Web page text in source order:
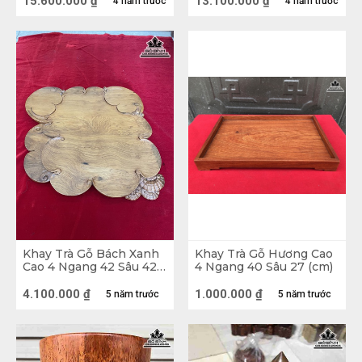
nay, bộn bề, lo toan phải gánh vác ta chỉ muốn bỏ
lại phía sau những phiền muộn dùng một tách trà để
trải lòng. Uống trà ở Việt Nam chúng ta được xem
như một phong tục từ rất lâu cũng là thú vui tao nhã
mang đậm nét văn hóa việt, giúp con người thả hồn
vào thiên nhiên, tịnh tâm.
Khay Trà Gỗ Bách Xanh
Cao 4 Ngang 42 Sâu 42
5 năm trước
4.100.000 ₫
Khay Trà Gỗ Hương Cao
4 Ngang 40 Sâu 27 (cm)
5 năm trước
1.000.000 ₫